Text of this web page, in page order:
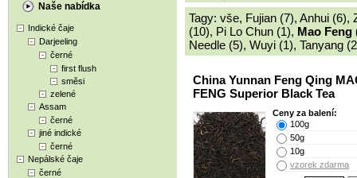
Naše nabídka
Indické čaje
Darjeeling
černé
first flush
směsi
zelené
Assam
černé
jiné indické
černé
Nepálské čaje
černé
Tagy: vše, Fujian (7), Anhui (6),
(10), Pi Lo Chun (1), Mao Feng
Needle (5), Wuyi (1), Tanyang
China Yunnan Feng Qing
FENG Superior Black Tea
Ceny za balení:
100g
50g
10g
vzorek zdarma